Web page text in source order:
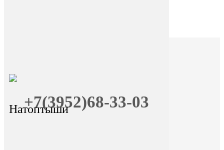
Натоптыши
+7(3952)68-33-03